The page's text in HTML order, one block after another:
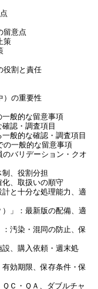
意点
策
割と責任
の重要性
的な留意事項
・調査項目
的な確認・調査項目
一般的な留意事項
リデーション・クオ
役割分担
取扱いの順守
十分な処理能力、適
：最新版の配備、適
染・混同の防止、保
購入依頼・週末処
期限、保存条件・保
・ＱＡ、ダブルチャ